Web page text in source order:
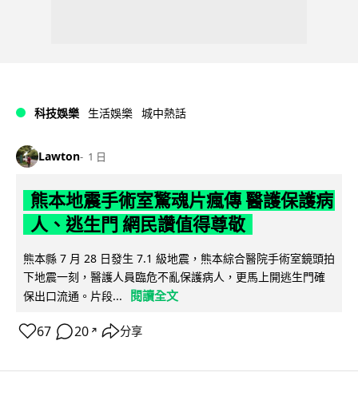
科技娛樂 生活娛樂 城中熱話
Lawton 1 日
熊本地震手術室驚魂片瘋傳 醫護保護病
人、逃生門 網民讚值得尊敬
熊本縣 7 月 28 日發生 7.1 級地震，熊本綜合醫院手術室鏡頭拍
下地震一刻，醫護人員臨危不亂保護病人，更馬上開逃生門確
保出口流通。片段...
閱讀全文
67 20 ↗ 分享